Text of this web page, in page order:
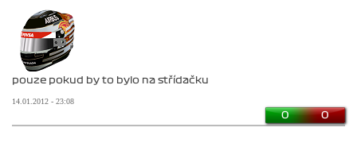
pouze pokud by to bylo na střídačku
14.01.2012 - 23:08
0 0